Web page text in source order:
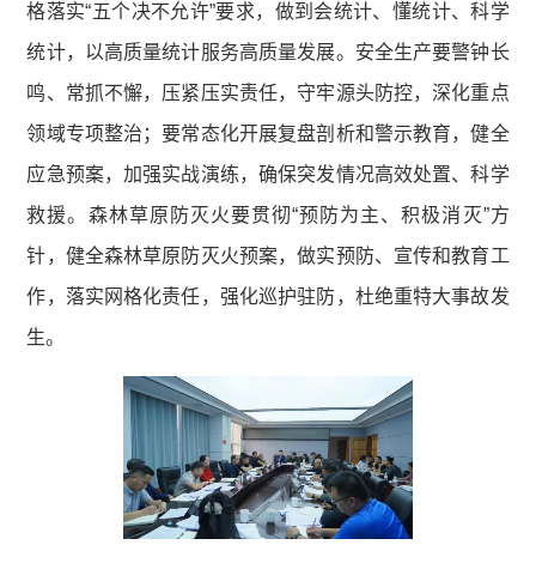
格落实“五个决不允许”要求，做到会统计、懂统计、科学
统计，以高质量统计服务高质量发展。安全生产要警钟长
鸣、常抓不懈，压紧压实责任，守牢源头防控，深化重点
领域专项整治；要常态化开展复盘剖析和警示教育，健全
应急预案，加强实战演练，确保突发情况高效处置、科学
救援。森林草原防灭火要贯彻“预防为主、积极消灭”方
针，健全森林草原防灭火预案，做实预防、宣传和教育工
作，落实网格化责任，强化巡护驻防，杜绝重特大事故发
生。